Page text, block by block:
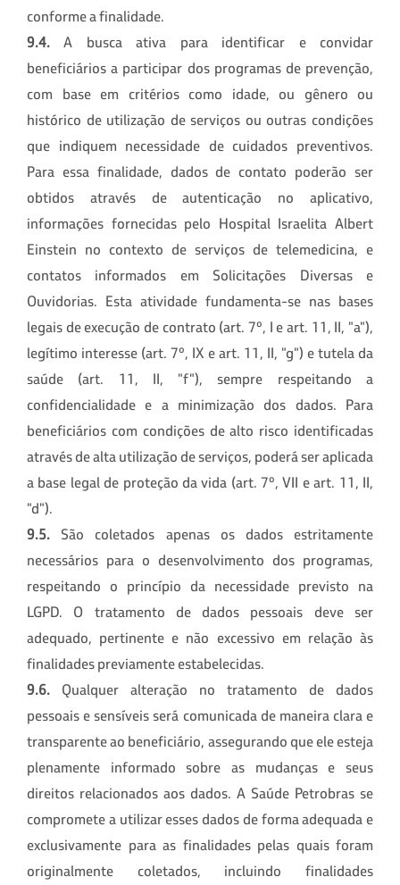
conforme a finalidade.
9.4.A busca ativa para identificar e convidar
beneficiários a participar dos programas de prevenção,
com base em critérios como idade, ou gênero ou
histórico de utilização de serviços ou outras condições
que indiquem necessidade de cuidados preventivos.
Para essa finalidade, dados de contato poderão ser
obtidos através de autenticação no aplicativo,
informações fornecidas pelo Hospital Israelita Albert
Einstein no contexto de serviços de telemedicina, e
contatos informados em Solicitações Diversas e
Ouvidorias. Esta atividade fundamenta-se nas bases
legais de execução de contrato (art. 7º, I e art. 11, II, "a"),
legítimo interesse (art. 7º, IX e art. 11, II, "g") e tutela da
saúde (art. 11, II, "f"), sempre respeitando a
confidencialidade e a minimização dos dados. Para
beneficiários com condições de alto risco identificadas
através de alta utilização de serviços, poderá ser aplicada
a base legal de proteção da vida (art. 7º, VII e art. 11, II,
"d").
9.5. São coletados apenas os dados estritamente
necessários para o desenvolvimento dos programas,
respeitando o princípio da necessidade previsto na
LGPD. O tratamento de dados pessoais deve ser
adequado, pertinente e não excessivo em relação às
finalidades previamente estabelecidas.
9.6. Qualquer alteração no tratamento de dados
pessoais e sensíveis será comunicada de maneira clara e
transparente ao beneficiário, assegurando que ele esteja
plenamente informado sobre as mudanças e seus
direitos relacionados aos dados. A Saúde Petrobras se
compromete a utilizar esses dados de forma adequada e
exclusivamente para as finalidades pelas quais foram
originalmente coletados, incluindo finalidades